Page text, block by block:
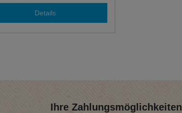
Details
Ihre Zahlungsmöglichkeiten